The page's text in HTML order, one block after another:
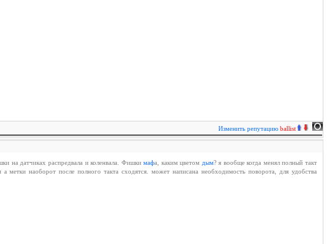
Изменить репутацию ballist
на датчиках распредвала и коленвала. Фишкимафа, каким цветом дым? я вообще когда менял полный такт
метки наоборот после полного такта сходятся. может написана необходимость поворота, для удобства